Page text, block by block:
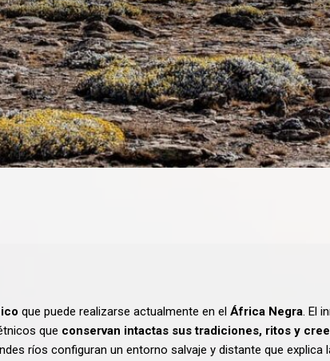
que puede realizarse actualmente en el África Negra. El
que conservan intactas sus tradiciones, ritos y
ríos configuran un entorno salvaje y distante que explica